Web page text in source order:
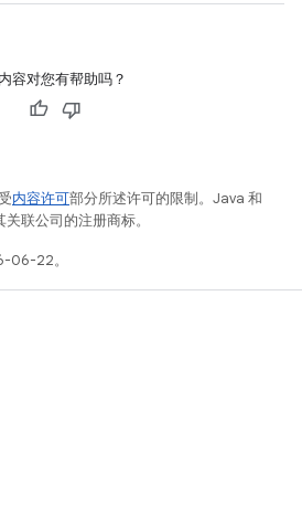
容对您有帮助吗？
内容许可部分所述许可的限制。Java 和
联公司的注册商标。
06-22。